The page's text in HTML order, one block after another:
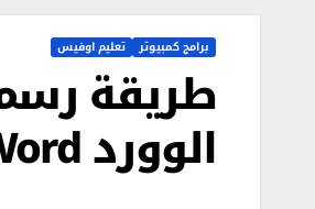
برامج كمبيوتر تعليم اوفيس
طريقة
الوورد Word بسهولة